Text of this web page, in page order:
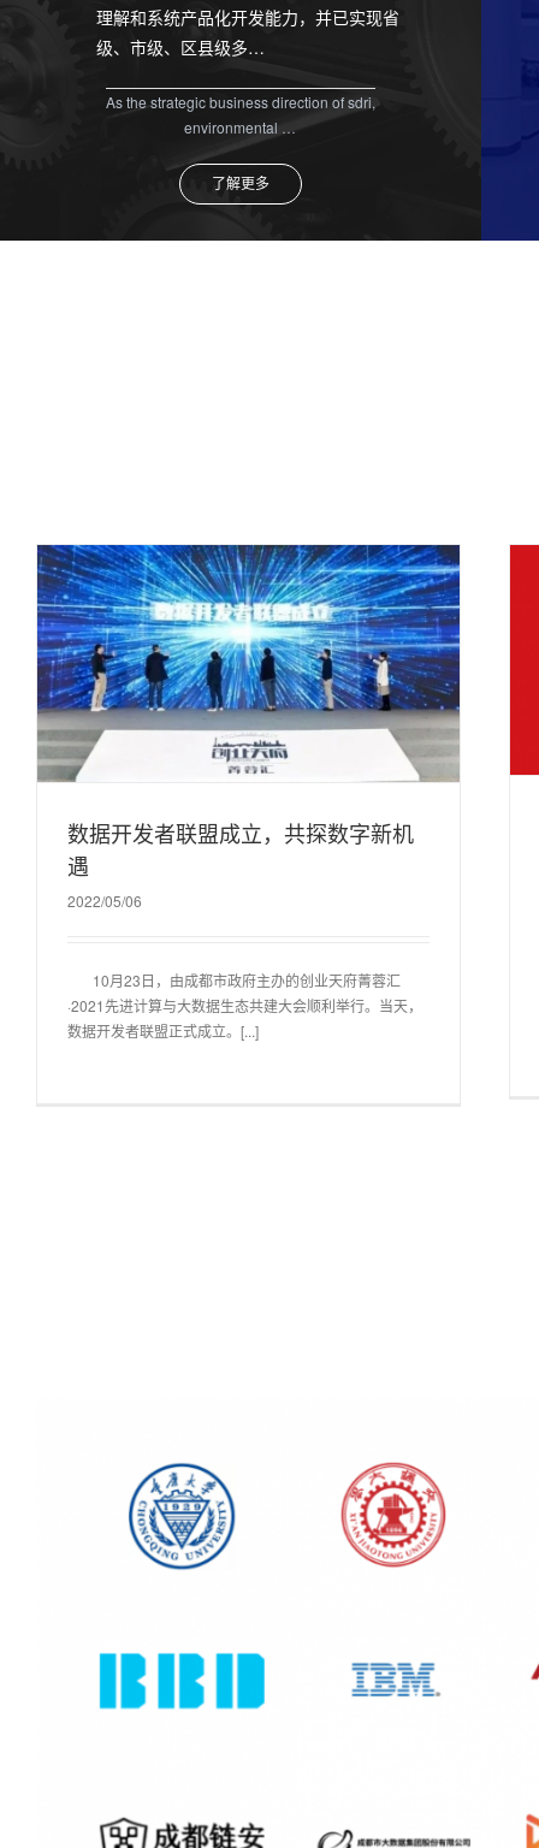
理解和系统产品化开发能力，并已实现省
级、市级、区县级多…
As the strategic business direction of sdri,
environmental …
了解更多
数据开发者联盟成立，共探数字新机
遇
2022/05/06
10月23日，由成都市政府主办的创业天府菁蓉汇
·2021先进计算与大数据生态共建大会顺利举行。当天，
数据开发者联盟正式成立。[...]
封面新闻：数研院将助力优秀内容创新应用落地